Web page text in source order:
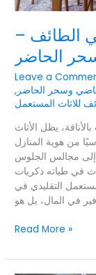
الطائف –
الحاضر
Leave a
وسحر الحاضر,
للاثاث المستعمل
يظل الأثاث
من هوية المنازل
إلى مجالس الجلوس
في طياته ذكريات
التقليدي في
في المال، بل هو
Read More »